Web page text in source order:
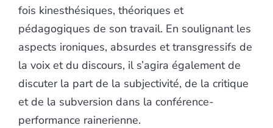
fois kinesthésiques, théoriques et
pédagogiques de son travail. En soulignant les
aspects ironiques, absurdes et transgressifs de
la voix et du discours, il s’agira également de
discuter la part de la subjectivité, de la critique
et de la subversion dans la conférence-
performance rainerienne.